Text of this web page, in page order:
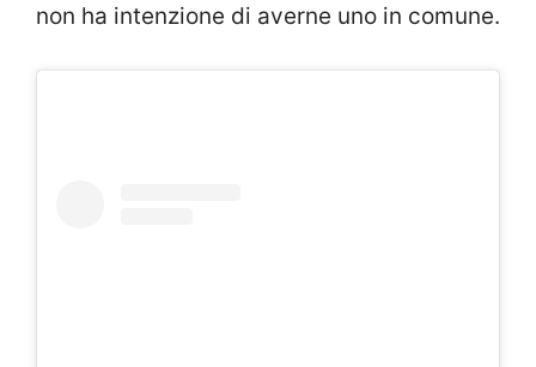
non ha intenzione di averne uno in comune.